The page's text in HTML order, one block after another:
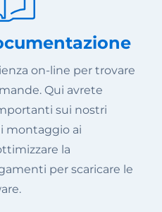
on-line per trovare
Qui avrete
sui nostri
montaggio ai
la
per scaricare le